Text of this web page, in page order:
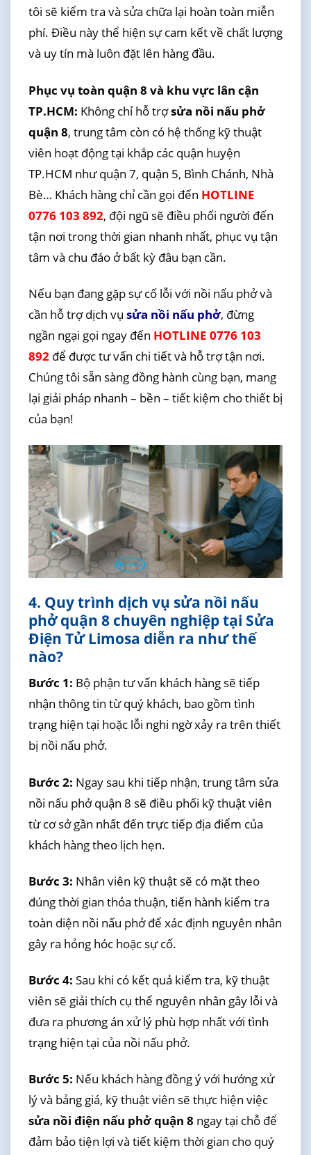
tôi sẽ kiểm tra và sửa chữa lại hoàn toàn miễn
phí. Điều này thể hiện sự cam kết về chất lượng
và uy tín mà luôn đặt lên hàng đầu.
Phục vụ toàn quận 8 và khu vực lân cận
TP.HCM: Không chỉ hỗ trợsửa nồi nấu phở
quận 8, trung tâm còn có hệ thống kỹ thuật
viên hoạt động tại khắp các quận huyện
TP.HCM như quận 7, quận 5, Bình Chánh, Nhà
Bè… Khách hàng chỉ cần gọi đến HOTLINE
0776 103 892, đội ngũ sẽ điều phối người đến
tận nơi trong thời gian nhanh nhất, phục vụ tận
tâm và chu đáo ở bất kỳ đâu bạn cần.
Nếu bạn đang gặp sự cố lỗi với nồi nấu phở và
cần hỗ trợ dịch vụ sửa nồi nấu phở, đừng
ngần ngại gọi ngay đến HOTLINE 0776 103
892để được tư vấn chi tiết và hỗ trợ tận nơi.
Chúng tôi sẵn sàng đồng hành cùng bạn, mang
lại giải pháp nhanh – bền – tiết kiệm cho thiết bị
của bạn!
4. Quy trình dịch vụ sửa nồi nấu
phở quận 8 chuyên nghiệp tại Sửa
Điện Tử Limosa diễn ra như thế
nào?
Bước 1: Bộ phận tư vấn khách hàng sẽ tiếp
nhận thông tin từ quý khách, bao gồm tình
trạng hiện tại hoặc lỗi nghi ngờ xảy ra trên thiết
bị nồi nấu phở.
Bước 2: Ngay sau khi tiếp nhận, trung tâm sửa
nồi nấu phở quận 8 sẽ điều phối kỹ thuật viên
từ cơ sở gần nhất đến trực tiếp địa điểm của
khách hàng theo lịch hẹn.
Bước 3: Nhân viên kỹ thuật sẽ có mặt theo
đúng thời gian thỏa thuận, tiến hành kiểm tra
toàn diện nồi nấu phở để xác định nguyên nhân
gây ra hỏng hóc hoặc sự cố.
Bước 4: Sau khi có kết quả kiểm tra, kỹ thuật
viên sẽ giải thích cụ thể nguyên nhân gây lỗi và
đưa ra phương án xử lý phù hợp nhất với tình
trạng hiện tại của nồi nấu phở.
Bước 5: Nếu khách hàng đồng ý với hướng xử
lý và bảng giá, kỹ thuật viên sẽ thực hiện việc
sửa nồi điện nấu phở quận 8 ngay tại chỗ để
đảm bảo tiện lợi và tiết kiệm thời gian cho quý